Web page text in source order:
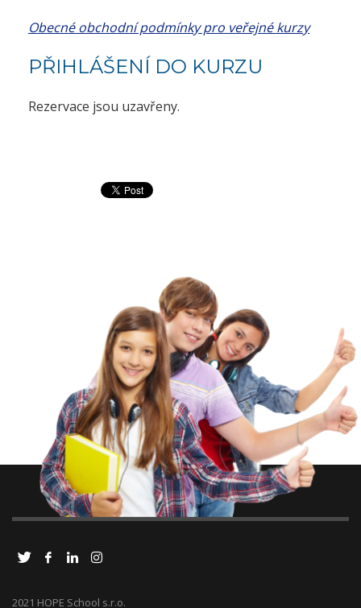
Obecné obchodní podmínky pro veřejné kurzy
PŘIHLÁŠENÍ DO KURZU
Rezervace jsou uzavřeny.
2021 HOPE School s.r.o.